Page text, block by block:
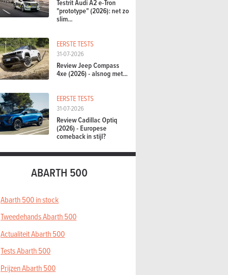
Testrit Audi A2 e-Tron
"prototype" (2026): net zo
slim...
EERSTE TESTS
31-07-2026
Review Jeep Compass
4xe (2026) - alsnog met...
EERSTE TESTS
31-07-2026
Review Cadillac Optiq
(2026) - Europese
comeback in stijl?
ABARTH 500
Abarth 500 in stock
Tweedehands Abarth 500
Actualiteit Abarth 500
Tests Abarth 500
Prijzen Abarth 500